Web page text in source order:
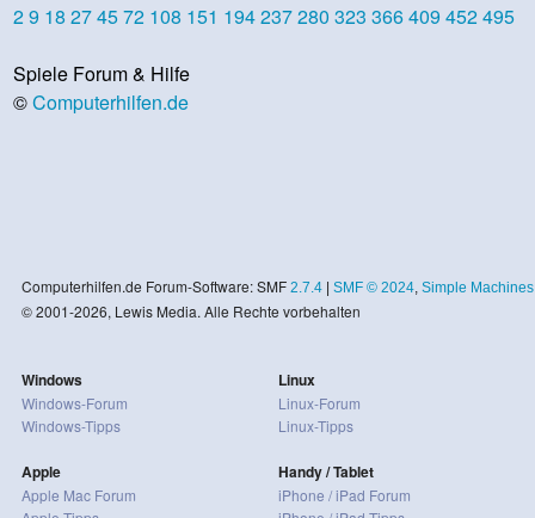
29 18 274572 108 151 194237280 323 366409 452495
Spiele Forum & Hilfe
©Computerhilfen.de
Computerhilfen.de Forum-Software: SMF 2.7.4| SMF © 2024, Simple Machines
© 2001-2026, Lewis Media. Alle Rechte vorbehalten
Windows
Windows-Forum
Windows-Tipps
Apple
Apple Mac Forum
Linux
Linux-Forum
Linux-Tipps
Handy / Tablet
iPhone / iPad Forum